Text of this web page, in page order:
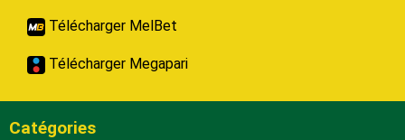
Télécharger MelBet
Télécharger Megapari
Catégories